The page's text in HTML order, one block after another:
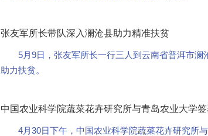
张友军所长带队深入澜沧县助力精准扶贫
5月9日，张友军所长一行三人到云南省普洱市
助力扶贫。
中国农业科学院蔬菜花卉研究所与青岛农业大学
4月30日下午，中国农业科学院蔬菜花卉研究所